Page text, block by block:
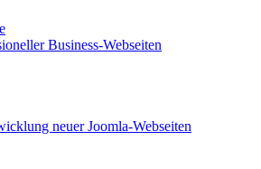
Business-Webseiten
neuer Joomla-Webseiten